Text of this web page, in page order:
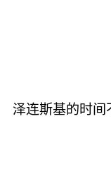
泽连斯基的时间